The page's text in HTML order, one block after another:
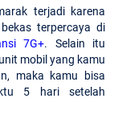
terjadi karena
terpercaya di
7G+. Selain itu
mobil yang kamu
maka kamu bisa
5 hari setelah